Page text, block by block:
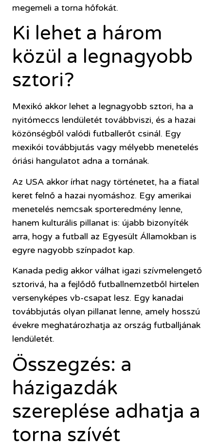
megemeli a torna hőfokát.
Ki lehet a három
közül a legnagyobb
sztori?
Mexikó akkor lehet a legnagyobb sztori, ha a
nyitómeccs lendületét továbbviszi, és a hazai
közönségből valódi futballerőt csinál. Egy
mexikói továbbjutás vagy mélyebb menetelés
óriási hangulatot adna a tornának.
Az USA akkor írhat nagy történetet, ha a fiatal
keret felnő a hazai nyomáshoz. Egy amerikai
menetelés nemcsak sporteredmény lenne,
hanem kulturális pillanat is: újabb bizonyíték
arra, hogy a futball az Egyesült Államokban is
egyre nagyobb színpadot kap.
Kanada pedig akkor válhat igazi szívmelengető
sztorivá, ha a fejlődő futballnemzetből hirtelen
versenyképes vb-csapat lesz. Egy kanadai
továbbjutás olyan pillanat lenne, amely hosszú
évekre meghatározhatja az ország futballjának
lendületét.
Összegzés: a
házigazdák
szereplése adhatja a
torna szívét